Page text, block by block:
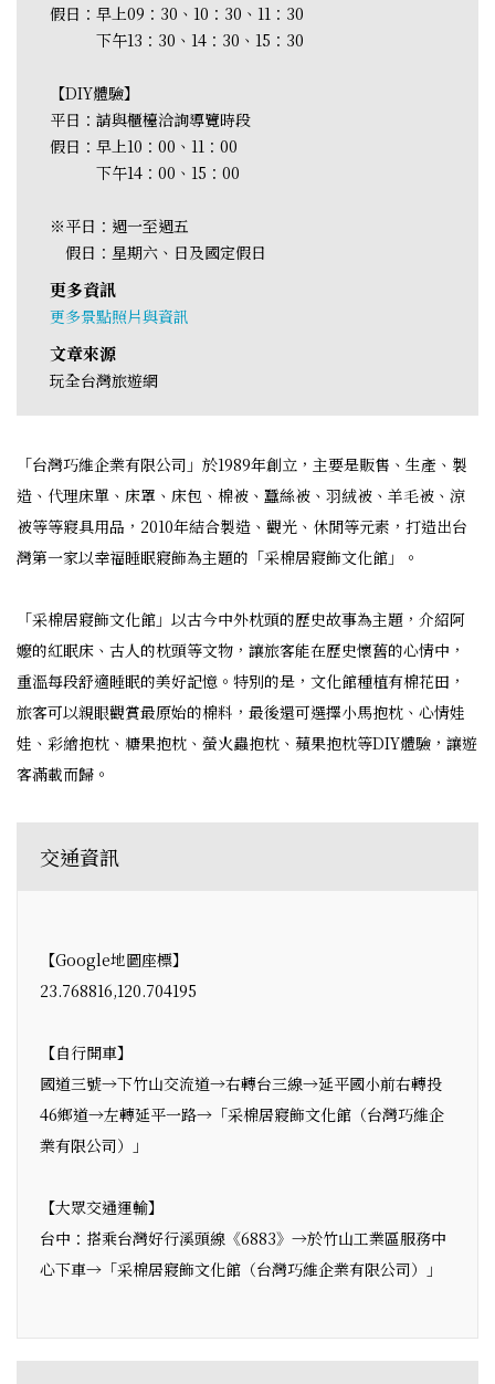
假日：早上09：30、10：30、11：30
下午13：30、14：30、15：30
【DIY體驗】
平日：請與櫃檯洽詢導覽時段
假日：早上10：00、11：00
下午14：00、15：00
※平日：週一至週五
假日：星期六、日及國定假日
更多資訊
更多景點照片與資訊
文章來源
玩全台灣旅遊網
「台灣巧維企業有限公司」於1989年創立，主要是販售、生產、製
造、代理床單、床罩、床包、棉被、蠶絲被、羽絨被、羊毛被、涼
被等等寢具用品，2010年結合製造、觀光、休閒等元素，打造出台
灣第一家以幸福睡眠寢飾為主題的「采棉居寢飾文化館」。
「采棉居寢飾文化館」以古今中外枕頭的歷史故事為主題，介紹阿
嬤的紅眠床、古人的枕頭等文物，讓旅客能在歷史懷舊的心情中，
重溫每段舒適睡眠的美好記憶。特別的是，文化館種植有棉花田，
旅客可以親眼觀賞最原始的棉料，最後還可選擇小馬抱枕、心情娃
娃、彩繪抱枕、糖果抱枕、螢火蟲抱枕、蘋果抱枕等DIY體驗，讓遊
客滿載而歸。
交通資訊
【Google地圖座標】
23.768816,120.704195
【自行開車】
國道三號→下竹山交流道→右轉台三線→延平國小前右轉投
46鄉道→左轉延平一路→「采棉居寢飾文化館（台灣巧維企
業有限公司）」
【大眾交通運輸】
台中：搭乘台灣好行溪頭線《6883》→於竹山工業區服務中
心下車→「采棉居寢飾文化館（台灣巧維企業有限公司）」